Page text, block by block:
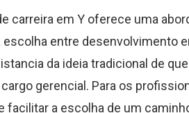
carreira em Y oferece uma
escolha entre desenvolvimento
da ideia tradicional de
gerencial. Para os
facilitar a escolha de um